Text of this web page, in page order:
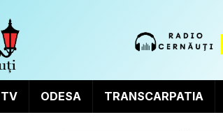
TV ODESA TRANSCARPATIA